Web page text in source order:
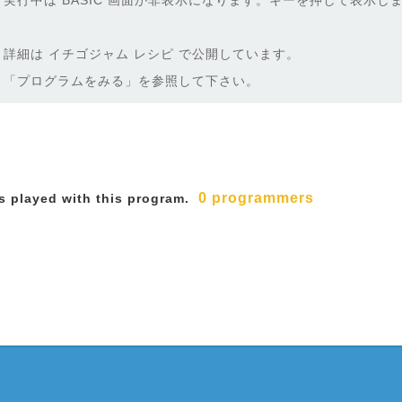
詳細は イチゴジャム レシピ で公開しています。
「プログラムをみる」を参照して下さい。
played with this program. 0 programmers